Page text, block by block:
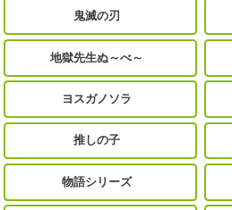
鬼滅の刃
地獄先生ぬ～べ～
ヨスガノソラ
推しの子
物語シリーズ